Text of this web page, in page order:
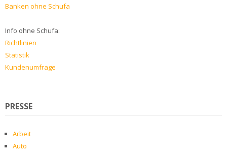
Banken ohne Schufa
Info ohne Schufa:
Richtlinien
Statistik
Kundenumfrage
PRESSE
Arbeit
Auto